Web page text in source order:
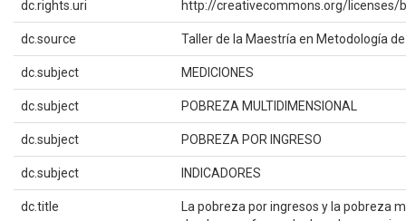
dc.rights.uri http://creativecommons.org/licenses/
dc.source Taller de la Maestría en Metodología
dc.subject MEDICIONES
dc.subject POBREZA MULTIDIMENSIONAL
dc.subject POBREZA POR INGRESO
dc.subject INDICADORES
dc.title
La pobreza por ingresos y la pobreza